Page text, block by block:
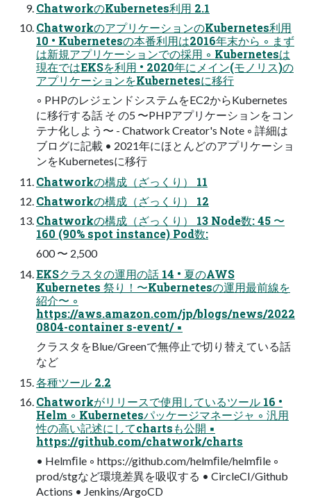
ChatworkのKubernetes利用 2.1
ChatworkのアプリケーションのKubernetes利用
10 • Kubernetesの本番利用は2016年末から ◦ まず
は新規アプリケーションでの採用 ◦ Kubernetesは
現在ではEKSを利用 • 2020年にメイン(モノリス)の
アプリケーションをKubernetesに移行
◦ PHPのレジェンドシステムをEC2からKubernetes
に移行する話 そ の5 〜PHPアプリケーションをコン
テナ化しよう〜 - Chatwork Creator's Note ◦ 詳細は
ブログに記載 • 2021年にほとんどのアプリケーショ
ンをKubernetesに移行
Chatworkの構成（ざっくり） 11
Chatworkの構成（ざっくり） 12
Chatworkの構成（ざっくり） 13 Node数: 45 〜
160 (90% spot instance) Pod数:
600 〜 2,500
EKSクラスタの運用の話 14 • 夏のAWS
Kubernetes 祭り！〜Kubernetesの運用最前線を
紹介〜 ◦
https://aws.amazon.com/jp/blogs/news/2022
0804-container s-event/ ▪
クラスタをBlue/Greenで無停止で切り替えている話
など
各種ツール 2.2
Chatworkがリリースで使用しているツール 16 •
Helm ◦ Kubernetesパッケージマネージャ ◦ 汎用
性の高い記述にしてchartsも公開 ▪
https://github.com/chatwork/charts
• Helmﬁle ◦ https://github.com/helmﬁle/helmﬁle ◦
prod/stgなど環境差異を吸収する • CircleCI/Github
Actions • Jenkins/ArgoCD